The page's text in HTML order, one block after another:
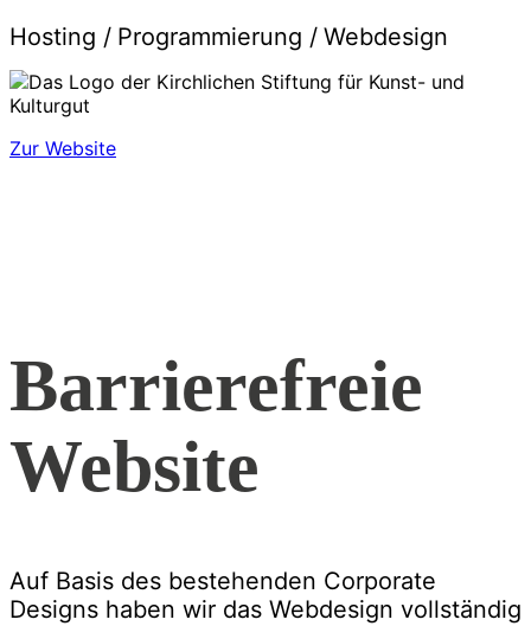
Hosting / Programmierung / Webdesign
Zur Website
Barrierefreie
Website
Auf Basis des bestehenden Corporate
Designs haben wir das Webdesign vollständig